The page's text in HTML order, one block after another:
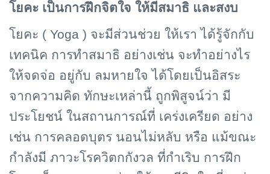
โยคะ เป็นการฝึกจิตใจ ให้มีสมาธิ และสงบ
โยคะ ( Yoga ) จะมีส่วนช่วย ให้เรา ได้รู้จักกับ
เทคนิค การทำสมาธิ อย่างเช่น จะทำอย่างไร
ให้จดจ่อ อยู่กับ ลมหายใจ ได้โดยเป็นอิสระ
จากความคิด ทักษะเหล่านี้ ถูกพิสูจน์ว่า มี
ประโยชน์ ในสถานการณ์ที่ เคร่งเครียด อย่าง
เช่น การคลอดบุตร นอนไม่หลับ หรือ แม้ขณะ
กำลังมี ภาวะโรควิตกกังวล ที่กำเริบ การฝึก